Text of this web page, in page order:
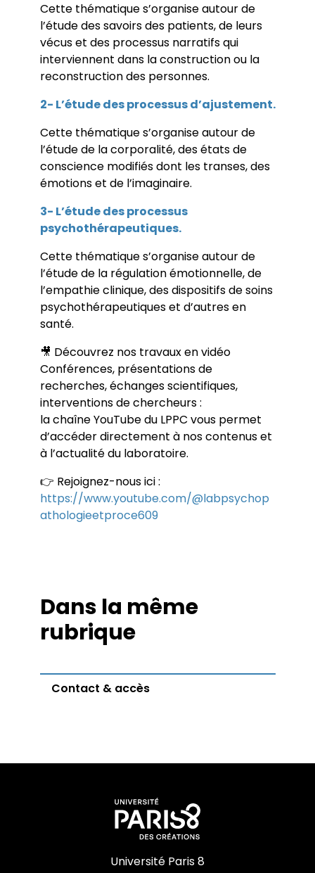
Cette thématique s’organise autour de
l’étude des savoirs des patients, de leurs
vécus et des processus narratifs qui
interviennent dans la construction ou la
reconstruction des personnes.
2- L’étude des processus d’ajustement.
Cette thématique s’organise autour de
l’étude de la corporalité, des états de
conscience modifiés dont les transes, des
émotions et de l’imaginaire.
3- L’étude des processus
psychothérapeutiques.
Cette thématique s’organise autour de
l’étude de la régulation émotionnelle, de
l’empathie clinique, des dispositifs de soins
psychothérapeutiques et d’autres en
santé.
🎥 Découvrez nos travaux en vidéo
Conférences, présentations de
recherches, échanges scientifiques,
interventions de chercheurs :
la chaîne YouTube du LPPC vous permet
d’accéder directement à nos contenus et
à l’actualité du laboratoire.
👉 Rejoignez-nous ici :
https://www.youtube.com/@labpsychop
athologieetproce609
Dans la même
rubrique
Contact & accès
Université Paris 8